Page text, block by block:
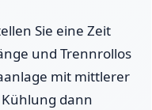
Sie eine Zeit
und Trennrollos
mit mittlerer
dann